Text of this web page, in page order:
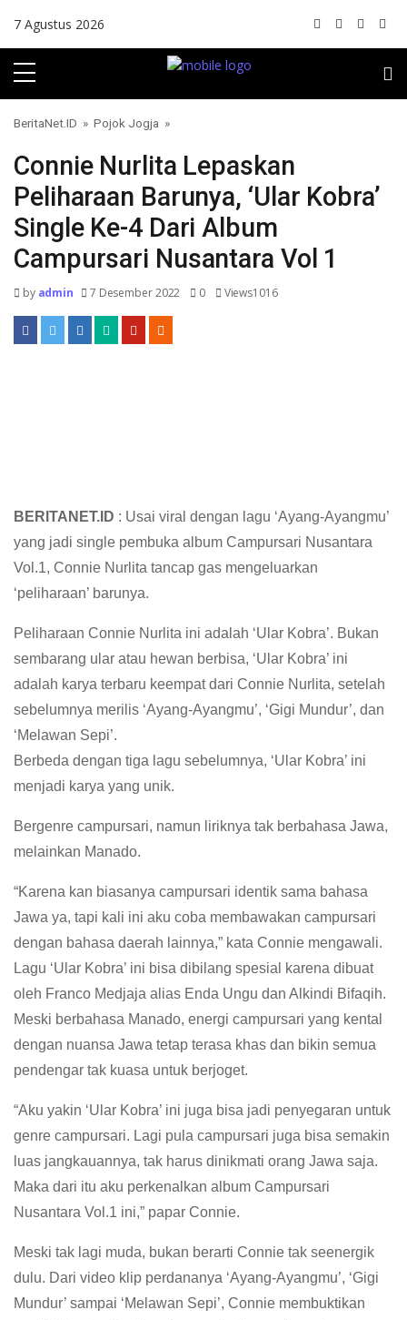
7 Agustus 2026
BeritaNet.ID » Pojok Jogja »
Connie Nurlita Lepaskan
Peliharaan Barunya, ‘Ular Kobra’
Single Ke-4 Dari Album
Campursari Nusantara Vol 1
byadmin 7 Desember 2022 0 Views1016
BERITANET.ID : Usai viral dengan lagu ‘Ayang-Ayangmu’
yang jadi single pembuka album Campursari Nusantara
Vol.1, Connie Nurlita tancap gas mengeluarkan
‘peliharaan’ barunya.
Peliharaan Connie Nurlita ini adalah ‘Ular Kobra’. Bukan
sembarang ular atau hewan berbisa, ‘Ular Kobra’ ini
adalah karya terbaru keempat dari Connie Nurlita, setelah
sebelumnya merilis ‘Ayang-Ayangmu’, ‘Gigi Mundur’, dan
‘Melawan Sepi’.
Berbeda dengan tiga lagu sebelumnya, ‘Ular Kobra’ ini
menjadi karya yang unik.
Bergenre campursari, namun liriknya tak berbahasa Jawa,
melainkan Manado.
“Karena kan biasanya campursari identik sama bahasa
Jawa ya, tapi kali ini aku coba membawakan campursari
dengan bahasa daerah lainnya,” kata Connie mengawali.
Lagu ‘Ular Kobra’ ini bisa dibilang spesial karena dibuat
oleh Franco Medjaja alias Enda Ungu dan Alkindi Bifaqih.
Meski berbahasa Manado, energi campursari yang kental
dengan nuansa Jawa tetap terasa khas dan bikin semua
pendengar tak kuasa untuk berjoget.
“Aku yakin ‘Ular Kobra’ ini juga bisa jadi penyegaran untuk
genre campursari. Lagi pula campursari juga bisa semakin
luas jangkauannya, tak harus dinikmati orang Jawa saja.
Maka dari itu aku perkenalkan album Campursari
Nusantara Vol.1 ini,” papar Connie.
Meski tak lagi muda, bukan berarti Connie tak seenergik
dulu. Dari video klip perdananya ‘Ayang-Ayangmu’, ‘Gigi
Mundur’ sampai ‘Melawan Sepi’, Connie membuktikan